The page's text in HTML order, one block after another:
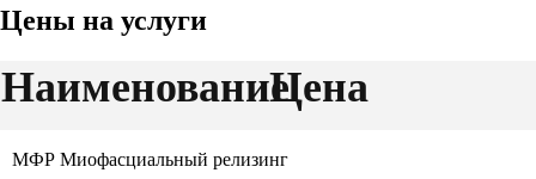
Цены на услуги
НаименованиеЦена
МФР Миофасциальный релизинг